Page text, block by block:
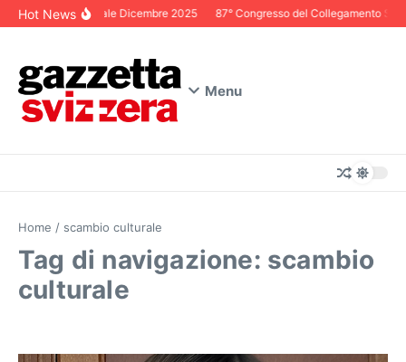
Salta al contenuto
Hot NewsEditoriale Dicembre 2025 87° Congresso del Collegamento
Menu
Home / scambio culturale
Tag di navigazione: scambio
culturale